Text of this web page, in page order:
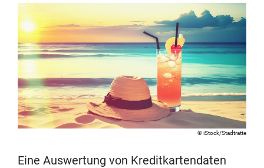
iStock/Stadtratte
Eine Auswertung von Kreditkartendaten